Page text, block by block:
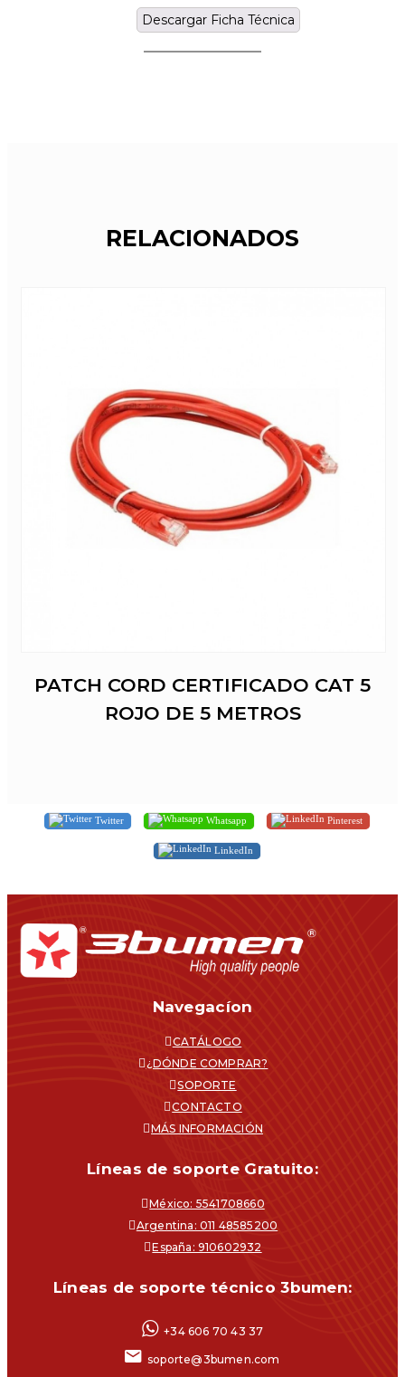
Descargar Ficha Técnica
RELACIONADOS
PATCH CORD CERTIFICADO CAT 5
ROJO DE 5 METROS
Twitter Whatsapp Pinterest
LinkedIn
Navegacíon
CATÁLOGO
¿DÓNDE COMPRAR?
SOPORTE
CONTACTO
MÁS INFORMACIÓN
Líneas de soporte Gratuito:
México: 5541708660
Argentina: 011 48585200
España: 910602932
Líneas de soporte técnico 3bumen:
+34 606 70 43 37
soporte@3bumen.com